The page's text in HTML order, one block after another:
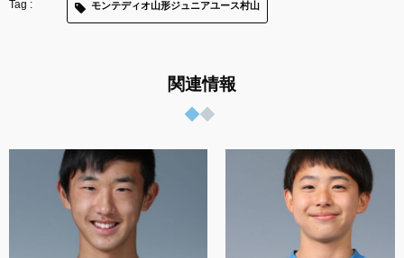
モンテディオ山形ジュニアユース村山
関連情報